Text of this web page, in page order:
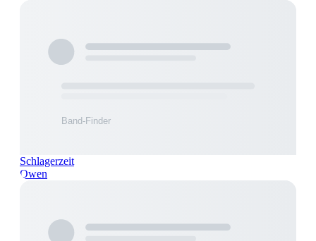
Schlagerzeit
Owen